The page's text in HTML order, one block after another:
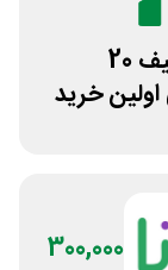
کد تخفیف 20
خرید
300,000